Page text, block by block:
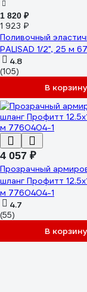
1 820 ₽
1 923 ₽
Поливочный
PALISAD 1/2", 25 м
4.8
(105)
В корзину
4 057 ₽
Прозрачный
шланг Профитт
м 7760404-1
4.7
(55)
В корзину